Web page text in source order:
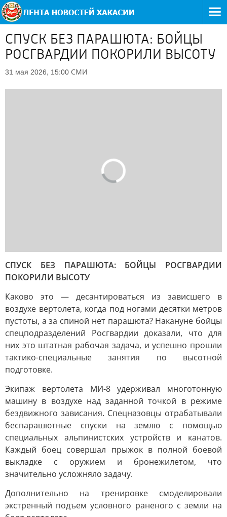
СПУСК БЕЗ ПАРАШЮТА: БОЙЦЫ
РОСГВАРДИИ ПОКОРИЛИ ВЫСОТУ
31 мая 2026, 15:00 СМИ
СПУСК БЕЗ ПАРАШЮТА: БОЙЦЫ РОСГВАРДИИ
ПОКОРИЛИ ВЫСОТУ
Каково это — десантироваться из зависшего в
воздухе вертолета, когда под ногами десятки метров
пустоты, а за спиной нет парашюта? Накануне бойцы
спецподразделений Росгвардии доказали, что для
них это штатная рабочая задача, и успешно прошли
тактико-специальные занятия по высотной
подготовке.
Экипаж вертолета МИ-8 удерживал многотонную
машину в воздухе над заданной точкой в режиме
бездвижного зависания. Спецназовцы отрабатывали
беспарашютные спуски на землю с помощью
специальных альпинистских устройств и канатов.
Каждый боец совершал прыжок в полной боевой
выкладке с оружием и бронежилетом, что
значительно усложняло задачу.
Дополнительно на тренировке смоделировали
экстренный подъем условного раненого с земли на